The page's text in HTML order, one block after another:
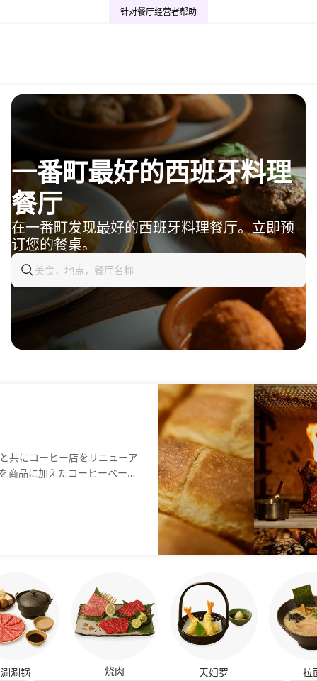
针对餐厅经营者帮助
一番町最好的西班牙料理
餐厅
在一番町发现最好的西班牙料理餐厅。立即预
订您的餐桌。
共にコーヒー店をリニューア
商品に加えたコーヒーベーカ
涮涮锅 烧肉 天妇罗 拉